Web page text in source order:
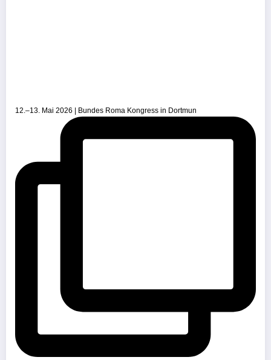
12.–13. Mai 2026 | Bundes Roma Kongress in Dortmun